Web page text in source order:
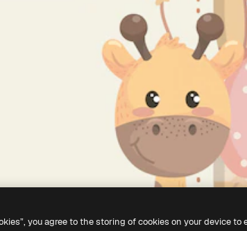
you agree to the storing of cookies on your device to